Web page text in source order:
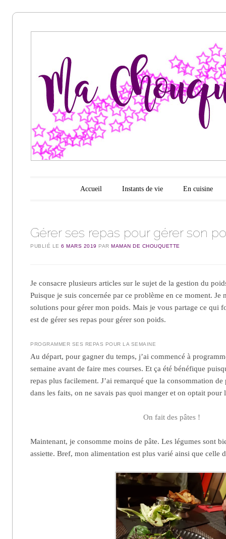
Ma
chouquette
d'amour
Menu principal
Aller au contenu
Accueil Instants de vie En cuisine
Gérer ses repas pour gérer son
PUBLIÉ LE6 MARS 2019 PARMAMAN DE CHOUQUETTE
Je consacre plusieurs articles sur le sujet de la gestion du
Puisque je suis concernée par ce problème en ce moment. Je
solutions pour gérer mon poids. Mais je vous partage ce qui
est de gérer ses repas pour gérer son poids.
PROGRAMMER SES REPAS POUR LA SEMAINE
Au départ, pour gagner du temps, j’ai commencé à
semaine avant de faire mes courses. Et ça été bénéfique
repas plus facilement. J’ai remarqué que la consommation
dans les faits, on ne savais pas quoi manger et on optait pour
On fait des pâtes !
Maintenant, je consomme moins de pâte. Les légumes sont
assiette. Bref, mon alimentation est plus varié ainsi que celle